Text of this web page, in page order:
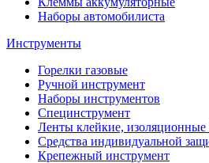
Наборы автомобилиста
Инструменты
Горелки газовые
Ручной инструмент
Наборы инструментов
Специнструмент
Ленты клейкие,
Средства индивидуальной
Крепежный инструмент